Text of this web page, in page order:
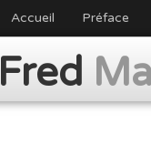
Accueil Préface
Fred